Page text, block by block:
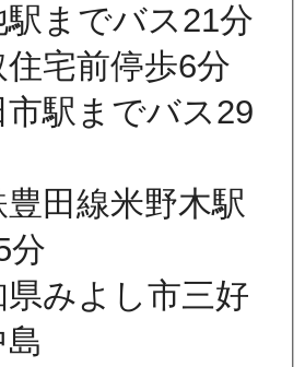
駅までバス21分
住宅前停歩6分
市駅までバス29
豊田線米野木駅
分
県みよし市三好